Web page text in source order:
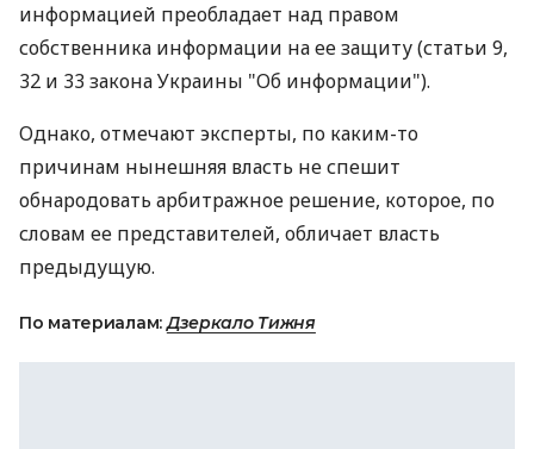
информацией преобладает над правом
собственника информации на ее защиту (статьи 9,
32 и 33 закона Украины "Об информации").
Однако, отмечают эксперты, по каким-то
причинам нынешняя власть не спешит
обнародовать арбитражное решение, которое, по
словам ее представителей, обличает власть
предыдущую.
По материалам:Дзеркало Тижня